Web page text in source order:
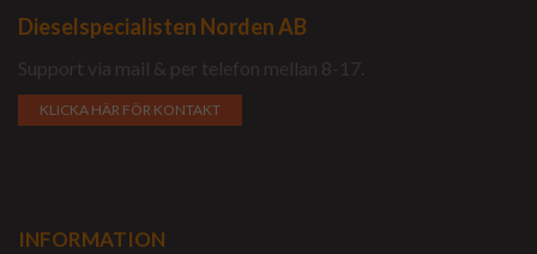
Dieselspecialisten Norden AB
Support via mail & per telefon mellan 8-17.
KLICKA HÄR FÖR KONTAKT
INFORMATION